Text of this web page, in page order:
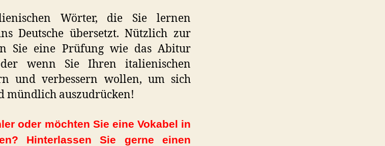
Wörter, die Sie lernen
Deutsche übersetzt. Nützlich zur
Sie eine Prüfung wie das Abitur
wenn Sie Ihren italienischen
und verbessern wollen, um sich
mündlich auszudrücken!
oder möchten Sie eine Vokabel in
Hinterlassen Sie gerne einen